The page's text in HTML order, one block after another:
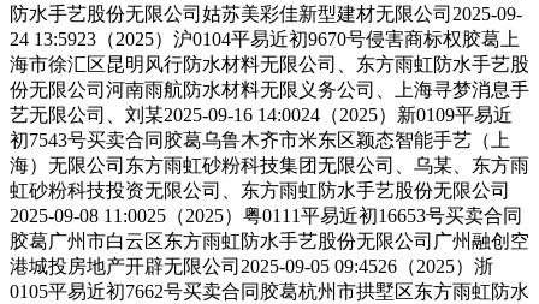
防水手艺股份无限公司姑苏美彩佳新型建材无限公司2025-09-
24 13:5923（2025）沪0104平易近初9670号侵害商标权胶葛上
海市徐汇区昆明风行防水材料无限公司、东方雨虹防水手艺股
份无限公司河南雨航防水材料无限义务公司、上海寻梦消息手
艺无限公司、刘某2025-09-16 14:0024（2025）新0109平易近
初7543号买卖合同胶葛乌鲁木齐市米东区颖态智能手艺（上
海）无限公司东方雨虹砂粉科技集团无限公司、乌某、东方雨
虹砂粉科技投资无限公司、东方雨虹防水手艺股份无限公司
2025-09-08 11:0025（2025）粤0111平易近初16653号买卖合同
胶葛广州市白云区东方雨虹防水手艺股份无限公司广州融创空
港城投房地产开辟无限公司2025-09-05 09:4526（2025）浙
0105平易近初7662号买卖合同胶葛杭州市拱墅区东方雨虹防水